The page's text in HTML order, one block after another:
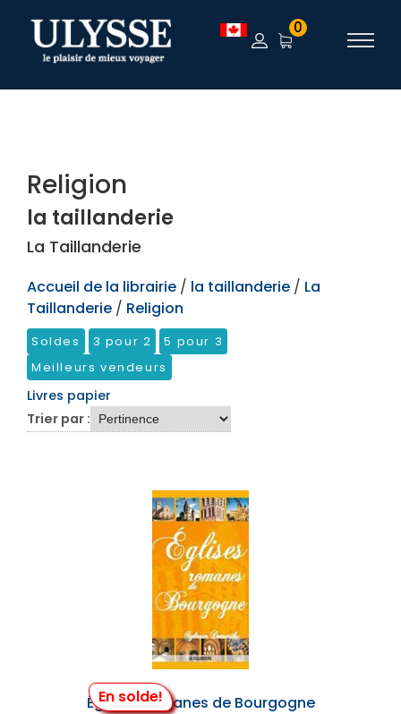
TEST 0
Religion
la taillanderie
La Taillanderie
Accueil de la librairie / la taillanderie / La
Taillanderie / Religion
Soldes 3 pour 2
5 pour 3
Meilleurs vendeurs
Livres papier
Trier par :
En solde!
Églises Romanes de Bourgogne